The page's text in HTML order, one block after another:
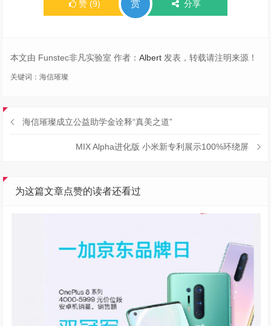
赞 (9) 赏 分享
本文由 Funstec非凡实验室 作者：Albert 发表，转载请注明来源！
关键词：海信璀璨
海信璀璨成立公益助学金诠释“真美之道”
MIX Alpha进化版 小米新专利展示100%环绕屏
为这篇文章点赞的读者还看过